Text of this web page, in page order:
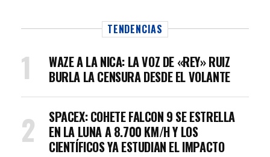
TENDENCIAS
WAZE A LA NICA: LA VOZ DE «REY» RUIZ
BURLA LA CENSURA DESDE EL VOLANTE
SPACEX: COHETE FALCON 9 SE ESTRELLA
EN LA LUNA A 8.700 KM/H Y LOS
CIENTÍFICOS YA ESTUDIAN EL IMPACTO